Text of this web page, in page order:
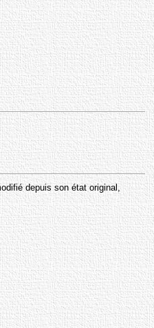
depuis son état original,